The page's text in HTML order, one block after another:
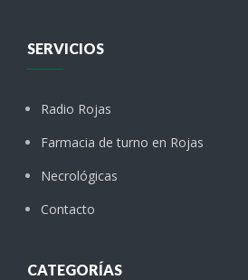
SERVICIOS
Radio Rojas
Farmacia de turno en Rojas
Necrológicas
Contacto
CATEGORÍAS